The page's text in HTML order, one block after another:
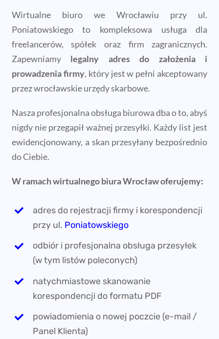
Wirtualne biuro we Wrocławiu przy ul.
Poniatowskiego to kompleksowa usługa dla
freelancerów, spółek oraz firm zagranicznych.
Zapewniamylegalny adres do założenia i
prowadzenia firmy, który jest w pełni akceptowany
przez wrocławskie urzędy skarbowe.
Nasza profesjonalna obsługa biurowa dba o to, abyś
nigdy nie przegapił ważnej przesyłki. Każdy list jest
ewidencjonowany, a skan przesyłany bezpośrednio
do Ciebie.
W ramach wirtualnego biura Wrocław oferujemy:
adres do rejestracji firmy i korespondencji
przy ul. Poniatowskiego
odbiór i profesjonalna obsługa przesyłek
(w tym listów poleconych)
natychmiastowe skanowanie
korespondencji do formatu PDF
powiadomienia o nowej poczcie (e-mail /
Panel Klienta)